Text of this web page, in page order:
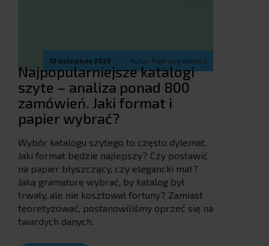
13 listopada 2025 Autor: Piotr Jurgielewicz
Najpopularniejsze katalogi
szyte – analiza ponad 800
zamówień. Jaki format i
papier wybrać?
Wybór katalogu szytego to często dylemat.
Jaki format będzie najlepszy? Czy postawić
na papier błyszczący, czy elegancki mat?
Jaką gramaturę wybrać, by katalog był
trwały, ale nie kosztował fortuny? Zamiast
teoretyzować, postanowiliśmy oprzeć się na
twardych danych.